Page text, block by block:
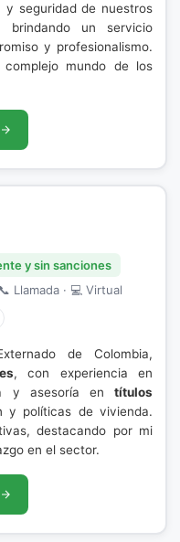
y seguridad de nuestros
brindando un servicio
y profesionalismo.
mundo de los
y sin sanciones
Llamada · 💻 Virtual
de Colombia,
, con experiencia en
y asesoría en títulos
y políticas de vivienda.
destacando por mi
en el sector.